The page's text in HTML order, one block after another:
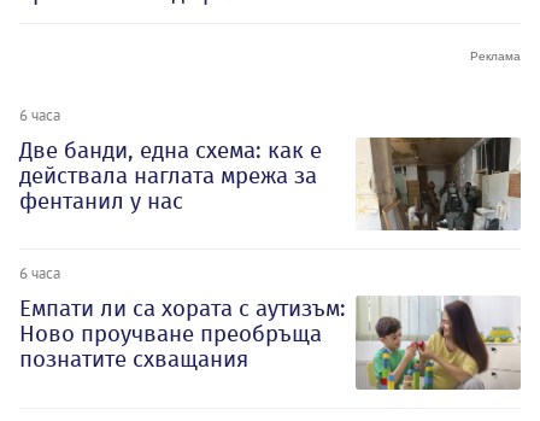
6 часа
Две банди, една схема: как е
действала наглата мрежа за
фентанил у нас
6 часа
Емпати ли са хората с аутизъм:
Ново проучване преобръща
познатите схващания